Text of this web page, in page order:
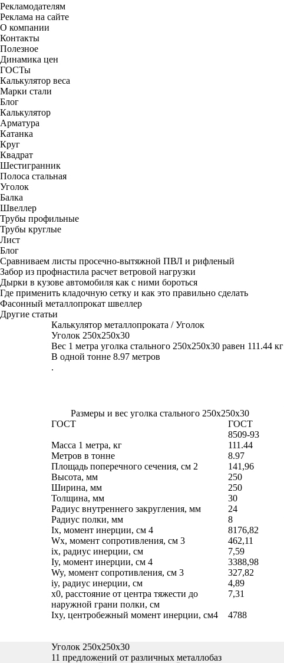
Рекламодателям
Реклама на сайте
О компании
Контакты
Полезное
Динамика цен
ГОСТы
Калькулятор веса
Марки стали
Блог
Калькулятор
Арматура
Катанка
Круг
Квадрат
Шестигранник
Полоса стальная
Уголок
Балка
Швеллер
Трубы профильные
Трубы круглые
Лист
Блог
Сравниваем листы просечно-вытяжной ПВЛ и рифленый
Забор из профнастила расчет ветровой нагрузки
Дырки в кузове автомобиля как с ними бороться
Где применить кладочную сетку и как это правильно сделать
Фасонный металлопрокат швеллер
Другие статьи
Калькулятор металлопроката /Уголок
Уголок 250х250х30
Вес 1 метра уголка стального 250х250х30 равен 111.44 кг
В одной тонне 8.97 метров
.
Размеры и вес уголка стального 250х250х30
ГОСТ
ГОСТ
8509-93
Масса 1 метра, кг
111.44
Метров в тонне
8.97
Площадь поперечного сечения, см 2
141,96
Высота, мм
250
Ширина, мм
250
Толщина, мм
30
Радиус внутреннего закругления, мм
24
Радиус полки, мм
8
Ix, момент инерции, см 4
8176,82
Wx, момент сопротивления, см 3
462,11
ix, радиус инерции, см
7,59
Iy, момент инерции, см 4
3388,98
Wy, момент сопротивления, см 3
327,82
iy, радиус инерции, см
4,89
x0, расстояние от центра тяжести до
наружной грани полки, см
7,31
Ixy, центробежный момент инерции, см4 4788
Уголок 250х250х30
11 предложений от различных металлобаз